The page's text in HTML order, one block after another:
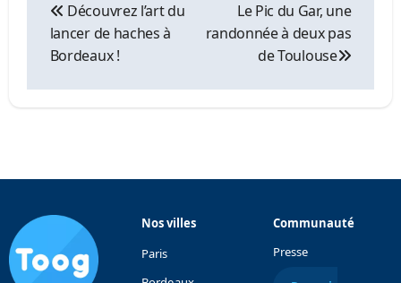
l’article
Découvrez l’art du
lancer de haches à
Bordeaux !
Le Pic du Gar, une
randonnée à deux pas
de Toulouse
Nos villes
Paris
Communauté
Presse